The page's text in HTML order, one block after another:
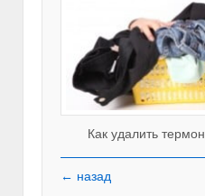
Как удалить
← назад